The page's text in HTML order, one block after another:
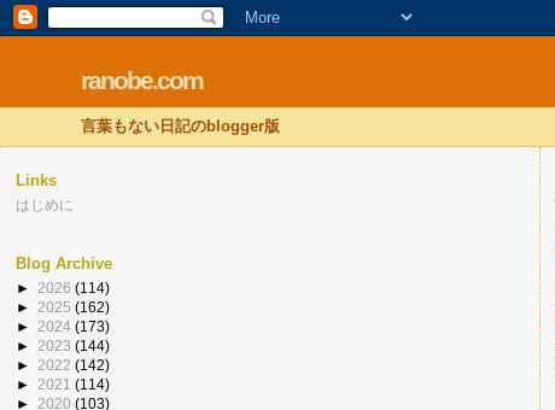
ranobe.com
言葉もない日記のblogger版
Links
はじめに
Blog Archive
► 2026 (114)
► 2025 (162)
► 2024 (173)
► 2023 (144)
► 2022 (142)
► 2021 (114)
► 2020 (103)